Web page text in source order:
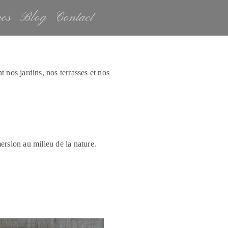
Blog Contact
nos jardins, nos terrasses et nos
au milieu de la nature.